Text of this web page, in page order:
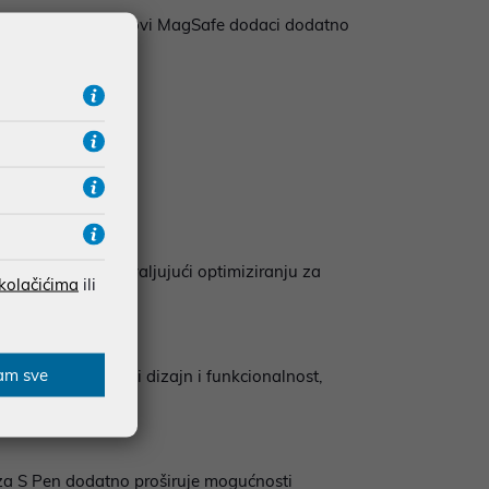
punjenje i novi MagSafe dodaci dodatno
izbor.
posebno zahvaljujući optimiziranju za
futuristički dizajn i funkcionalnost,
S Pen dodatno proširuje mogućnosti
ili
sve